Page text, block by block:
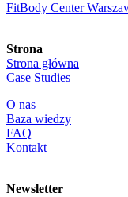
FitBody Center
Strona
Strona główna
Case Studies
O nas
Baza wiedzy
FAQ
Kontakt
Newsletter